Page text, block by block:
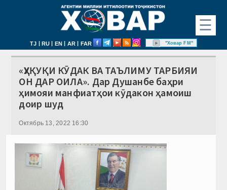
☰
TJ | RU | EN | AR | FAR "Ховар FM"
«ҲУҚУҚИ КӮДАК ВА ТАЪЛИМУ ТАРБИЯИ
ОН ДАР ОИЛА». Дар Душанбе баҳри
ҳимояи манфиатҳои кӯдакон ҳамоиш
доир шуд
Октябрь 13, 2022 16:30